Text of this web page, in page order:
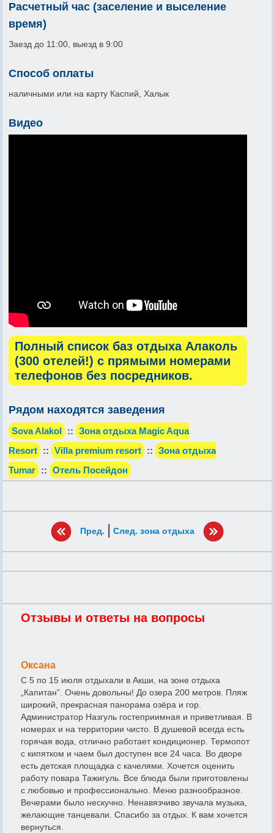
Расчетный час (заселение и выселение
время)
Заезд до 11:00, выезд в 9:00
Способ оплаты
наличными или на карту Каспий, Халык
Видео
Полный список баз отдыха Алаколь
(300 отелей!) с прямыми номерами
телефонов без посредников.
Рядом находятся заведения
Sova Alakol :: Зона отдыха Magic Aqua
Resort :: Villa premium resort :: Зона отдыха
Tumar :: Отель Посейдон
Пред. | След. зона отдыха
Отзывы и ответы на вопросы
Оксана
С 5 по 15 июля отдыхали в Акши, на зоне отдыха
„Капитан”. Очень довольны! До озера 200 метров. Пляж
широкий, прекрасная панорама озёра и гор.
Администратор Назгуль гостеприимная и приветливая. В
номерах и на территории чисто. В душевой всегда есть
горячая вода, отлично работает кондиционер. Термопот
с кипятком и чаем был доступен все 24 часа. Во дворе
есть детская площадка с качелями. Хочется оценить
работу повара Тажигуль. Все блюда были приготовлены
с любовью и профессионально. Меню разнообразное.
Вечерами было нескучно. Ненавязчиво звучала музыка,
желающие танцевали. Спасибо за отдых. К вам хочется
вернуться.